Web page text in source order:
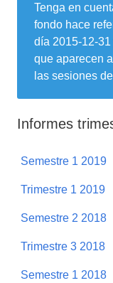
Tenga en
fondo hace
día 2015-12-31
que aparecen
las sesiones
Informes
Semestre 1 2019
Trimestre 1 2019
Semestre 2 2018
Trimestre 3 2018
Semestre 1 2018